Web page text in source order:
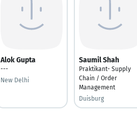
Alok Gupta
---
New Delhi
Saumil Shah
Praktikant- Supply
Chain / Order
Management
Duisburg